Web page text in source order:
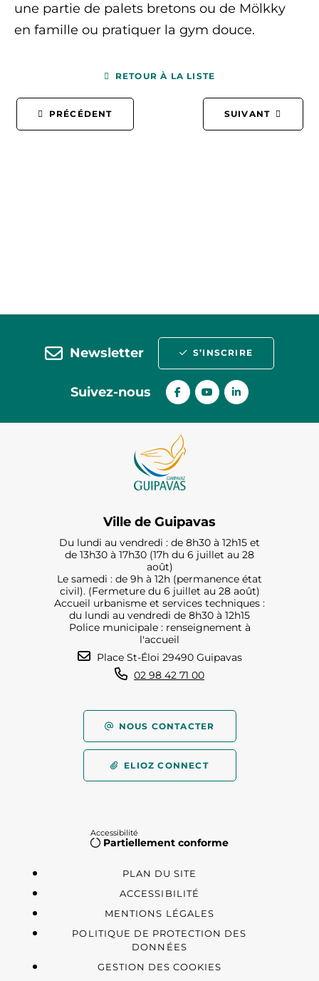
une partie de palets bretons ou de Mölkky
en famille ou pratiquer la gym douce.
PRÉCÉDENT
RETOUR À LA LISTE
SUIVANT
Newsletter S’INSCRIRE
Suivez-nous
Ville de Guipavas
Du lundi au vendredi : de 8h30 à 12h15 et
de 13h30 à 17h30 (17h du 6 juillet au 28
août)
Le samedi : de 9h à 12h (permanence état
civil). (Fermeture du 6 juillet au 28 août)
Accueil urbanisme et services techniques :
du lundi au vendredi de 8h30 à 12h15
Police municipale : renseignement à
l'accueil
Place St-Éloi 29490 Guipavas
02 98 42 71 00
NOUS CONTACTER
ELIOZ CONNECT
Accessibilité
Partiellement conforme
PLAN DU SITE
ACCESSIBILITÉ
MENTIONS LÉGALES
POLITIQUE DE PROTECTION DES
DONNÉES
GESTION DES COOKIES